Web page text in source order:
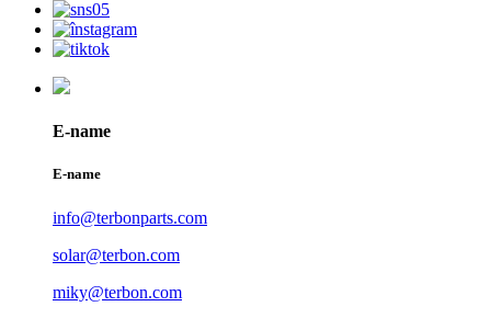
E-name
E-name
info@terbonparts.com
solar@terbon.com
miky@terbon.com